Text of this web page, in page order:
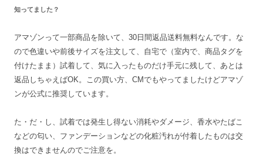
知ってました？
アマゾンって一部商品を除いて、30日間返品送料無料なんです。な
ので色違いや前後サイズを注文して、自宅で（室内で、商品タグを
付けたまま）試着して、気に入ったものだけ手元に残して、あとは
返品しちゃえばOK。この買い方、CMでもやってましたけどアマゾ
ンが公式に推奨しています。
た・だ・し、試着では発生し得ない消耗やダメージ、香水やたばこ
などの匂い、ファンデーションなどの化粧汚れが付着したものは交
換はできませんのでご注意を。